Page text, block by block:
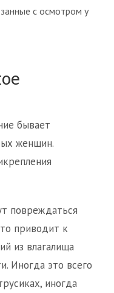
с осмотром у
бывает
женщин.
повреждаться
приводит к
из влагалища
Иногда это всего
иногда